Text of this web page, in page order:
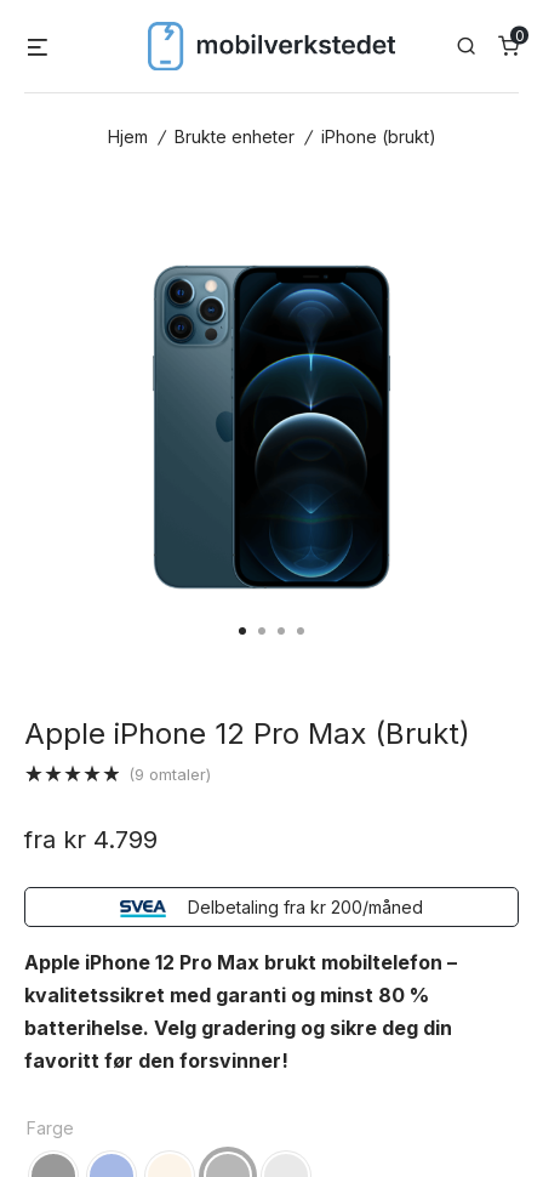
Search
0
Hjem / Brukte enheter / iPhone (brukt)
Apple iPhone 12 Pro Max (Brukt)
basert på
(9 omtaler)
fra kr 4.799
Delbetaling fra kr 200/måned
Apple iPhone 12 Pro Max brukt mobiltelefon –
kvalitetssikret med garanti og minst 80 %
batterihelse. Velg gradering og sikre deg din
favoritt før den forsvinner!
Farge